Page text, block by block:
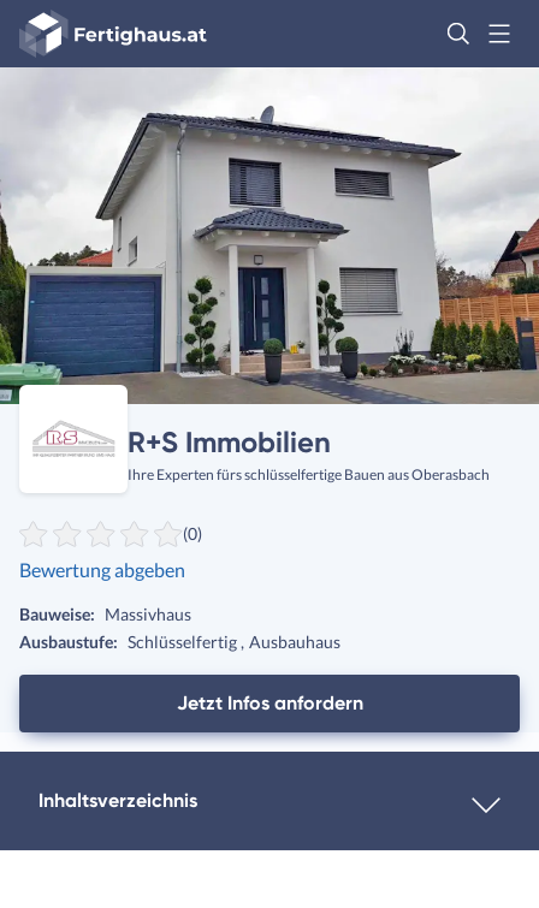
Fertighaus
Logo
R+S Immobilien
Ihre Experten fürs schlüsselfertige Bauen aus Oberasbach
(0)
Bewertung abgeben
Bauweise: Massivhaus
Ausbaustufe: Schlüsselfertig Ausbauhaus
Jetzt Infos anfordern
Inhaltsverzeichnis